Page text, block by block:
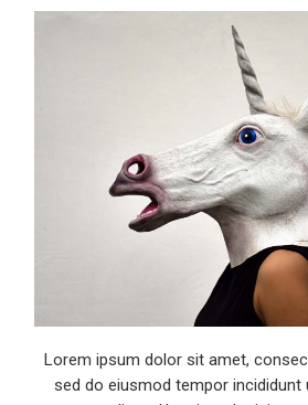
Lorem ipsum dolor sit amet,
sed do eiusmod tempor incididunt